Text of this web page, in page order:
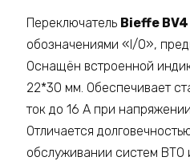
Переключатель Bieffe
обозначениями «I/0»,
Оснащён встроенной
22*30 мм. Обеспечивает
ток до 16 А при
Отличается
обслуживании систем ВТО